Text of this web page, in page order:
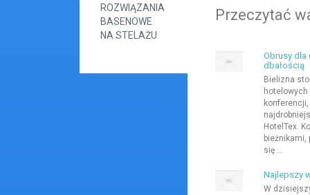
ROZWIĄZANIA
BASENOWE
NA STELAŻU
Przeczytać
Obrusy dla
dbałością
Bielizna
HotelTex.
bieżnikami,
się ...
Najlepszy
W